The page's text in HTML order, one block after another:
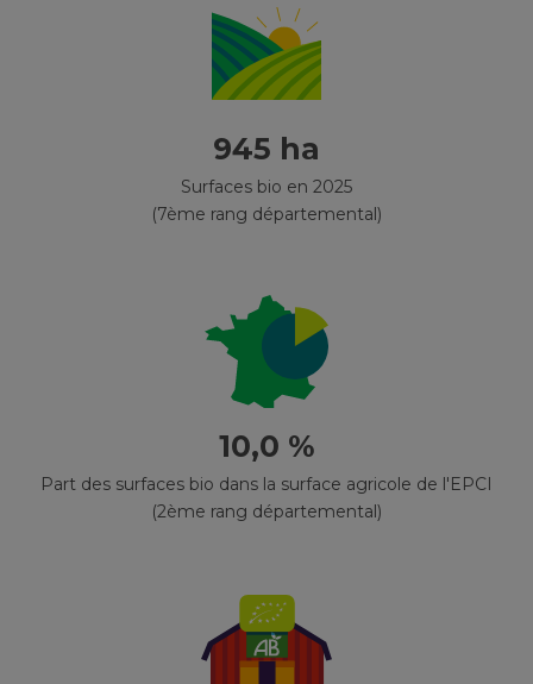
945 ha
Surfaces bio en 2025
(7ème rang départemental)
10,0 %
Part des surfaces bio dans la surface agricole de l'EPCI
(2ème rang départemental)